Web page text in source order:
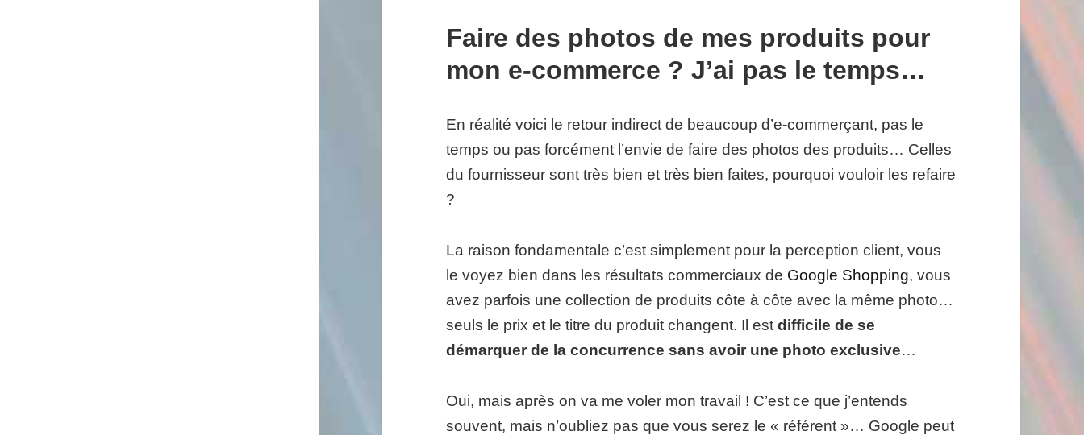
Faire des photos de mes produits pour
mon e-commerce ? J’ai pas le temps…
En réalité voici le retour indirect de beaucoup d’e-commerçant, pas le
temps ou pas forcément l’envie de faire des photos des produits… Celles
du fournisseur sont très bien et très bien faites, pourquoi vouloir les refaire
?
La raison fondamentale c’est simplement pour la perception client, vous
le voyez bien dans les résultats commerciaux de Google Shopping, vous
avez parfois une collection de produits côte à côte avec la même photo…
seuls le prix et le titre du produit changent. Il estdifficile de se
démarquer de la concurrence sans avoir une photo exclusive…
Oui, mais après on va me voler mon travail ! C’est ce que j’entends
souvent, mais n’oubliez pas que vous serez le « référent »… Google peut